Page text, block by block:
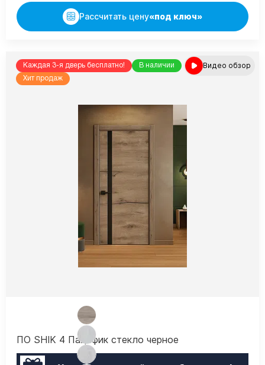
Рассчитать цену«под ключ»
Каждая 3-я дверь бесплатно!
В наличии
Хит продаж
Видео обзор
ПО SHIK 4 Пацифик стекло черное